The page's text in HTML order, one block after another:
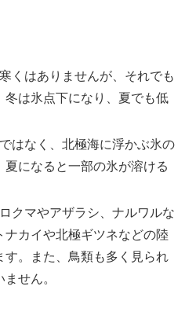
くはありませんが、それでも
冬は氷点下になり、夏でも低
はなく、北極海に浮かぶ氷の
夏になると一部の氷が溶ける
クマやアザラシ、ナルワルな
ナカイや北極ギツネなどの陸
す。また、鳥類も多く見られ
せん。